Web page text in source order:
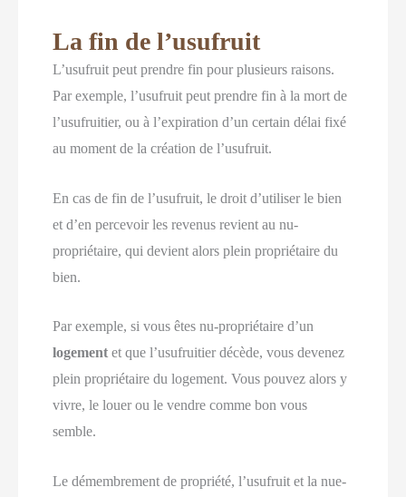
La fin de l’usufruit
L’usufruit peut prendre fin pour plusieurs raisons.
Par exemple, l’usufruit peut prendre fin à la mort de
l’usufruitier, ou à l’expiration d’un certain délai fixé
au moment de la création de l’usufruit.
En cas de fin de l’usufruit, le droit d’utiliser le bien
et d’en percevoir les revenus revient au nu-
propriétaire, qui devient alors plein propriétaire du
bien.
Par exemple, si vous êtes nu-propriétaire d’un
logement et que l’usufruitier décède, vous devenez
plein propriétaire du logement. Vous pouvez alors y
vivre, le louer ou le vendre comme bon vous
semble.
Le démembrement de propriété, l’usufruit et la nue-